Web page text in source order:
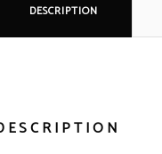
DESCRIPTION